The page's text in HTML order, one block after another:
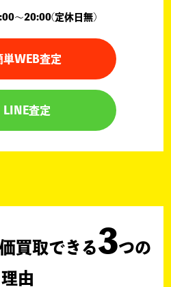
〜20:00(定休日無)
単WEB査定
LINE査定
買取できる3つの
理由